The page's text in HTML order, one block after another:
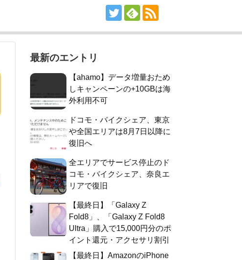
最新のエントリ
【ahamo】データ増量おため
しキャンペーンの+10GBは海
外利用不可
ドコモ・バイクシェア、東京
や全国エリアは8月7日以降に
復旧へ
全エリアでサービス停止のド
コモ・バイクシェア、奈良エ
リアで復旧
【最終日】「Galaxy Z
Fold8」、「Galaxy Z Fold8
Ultra」購入で15,000円分のポ
イント還元・アクセサリ割引
【最終日】AmazonのiPhone